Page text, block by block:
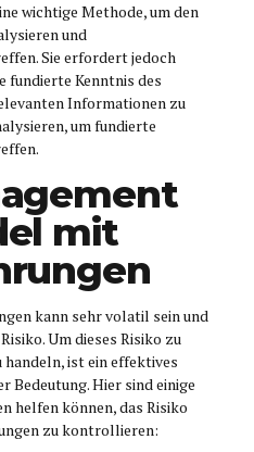
wichtige Methode, um den
und
Sie erfordert jedoch
fundierte Kenntnis des
Informationen zu
um fundierte
mit
kann sehr volatil sein und
Um dieses Risiko zu
ist ein effektives
Bedeutung. Hier sind einige
helfen können, das Risiko
zu kontrollieren: